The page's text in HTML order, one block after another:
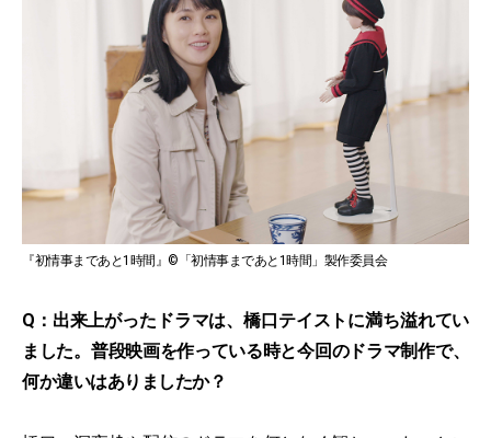
『初情事まであと1時間』©「初情事まであと1時間」製作委員会
Q：出来上がったドラマは、橋口テイストに満ち溢れてい
ました。普段映画を作っている時と今回のドラマ制作で、
何か違いはありましたか？